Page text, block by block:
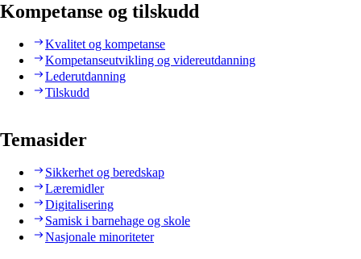
Kompetanse og tilskudd
Kvalitet og kompetanse
Kompetanseutvikling og videreutdanning
Lederutdanning
Tilskudd
Temasider
Sikkerhet og beredskap
Læremidler
Digitalisering
Samisk i barnehage og skole
Nasjonale minoriteter